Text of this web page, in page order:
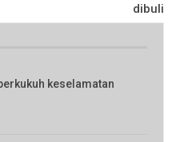
dibuli
keselamatan